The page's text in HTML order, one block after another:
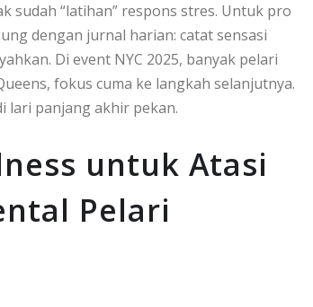
sudah “latihan” respons stres. Untuk pro
dengan jurnal harian: catat sensasi
Di event NYC 2025, banyak pelari
fokus cuma ke langkah selanjutnya.
lari panjang akhir pekan.
untuk Atasi
Pelari